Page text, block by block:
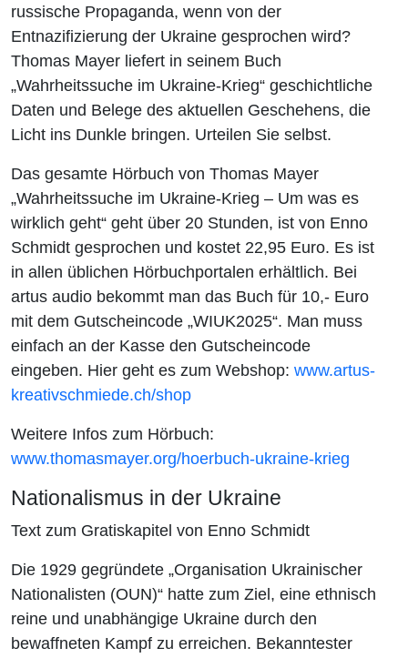
russische Propaganda, wenn von der
Entnazifizierung der Ukraine gesprochen wird?
Thomas Mayer liefert in seinem Buch
„Wahrheitssuche im Ukraine-Krieg“ geschichtliche
Daten und Belege des aktuellen Geschehens, die
Licht ins Dunkle bringen. Urteilen Sie selbst.
Das gesamte Hörbuch von Thomas Mayer
„Wahrheitssuche im Ukraine-Krieg – Um was es
wirklich geht“ geht über 20 Stunden, ist von Enno
Schmidt gesprochen und kostet 22,95 Euro. Es ist
in allen üblichen Hörbuchportalen erhältlich. Bei
artus audio bekommt man das Buch für 10,- Euro
mit dem Gutscheincode „WIUK2025“. Man muss
einfach an der Kasse den Gutscheincode
eingeben. Hier geht es zum Webshop: www.artus-
kreativschmiede.ch/shop
Weitere Infos zum Hörbuch:
www.thomasmayer.org/hoerbuch-ukraine-krieg
Nationalismus in der Ukraine
Text zum Gratiskapitel von Enno Schmidt
Die 1929 gegründete „Organisation Ukrainischer
Nationalisten (OUN)“ hatte zum Ziel, eine ethnisch
reine und unabhängige Ukraine durch den
bewaffneten Kampf zu erreichen. Bekanntester